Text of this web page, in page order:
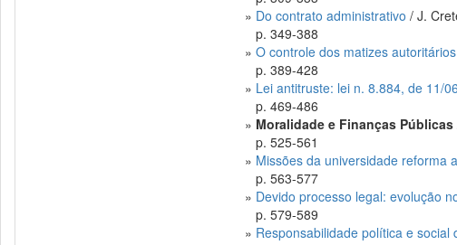
» Do contrato administrativo / J.
p. 349-388
»O controle dos matizes
p. 389-428
» Lei antitruste: lei n. 8.884, de 11/
p. 469-486
» Moralidade e Finanças Públicas
p. 525-561
» Missões da universidade reforma
p. 563-577
» Devido processo legal: evolução
p. 579-589
» Responsabilidade política e